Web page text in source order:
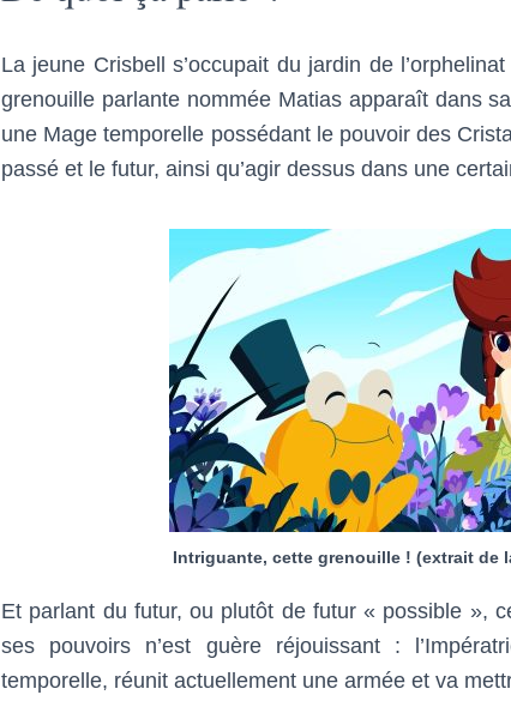
La jeune Crisbell s’occupait du jardin de
grenouille parlante nommée Matias apparaît dans
une Mage temporelle possédant le pouvoir des
passé et le futur, ainsi qu’agir dessus dans une
Intriguante, cette grenouille ! (extrait de
Et parlant du futur, ou plutôt de futur « possible »,
ses pouvoirs n’est guère réjouissant :
temporelle, réunit actuellement une armée et va